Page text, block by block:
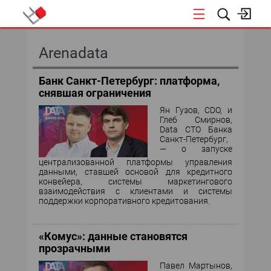
Arenadata
Банк Санкт-Петербург: платформа,
снявшая ограничения
Ян Гузов, CDO, и
Глеб Смирнов,
Data CTO Банка
Санкт-Петербург,
— о запуске
централизованной платформы управления
данными, ставшей основой для кредитного
конвейера, системы маркетингового
взаимодействия с клиентами и системы
поддержки корпоративного кредитования.
«Комус»: данные становятся
прозрачными
Павел Мартынов,